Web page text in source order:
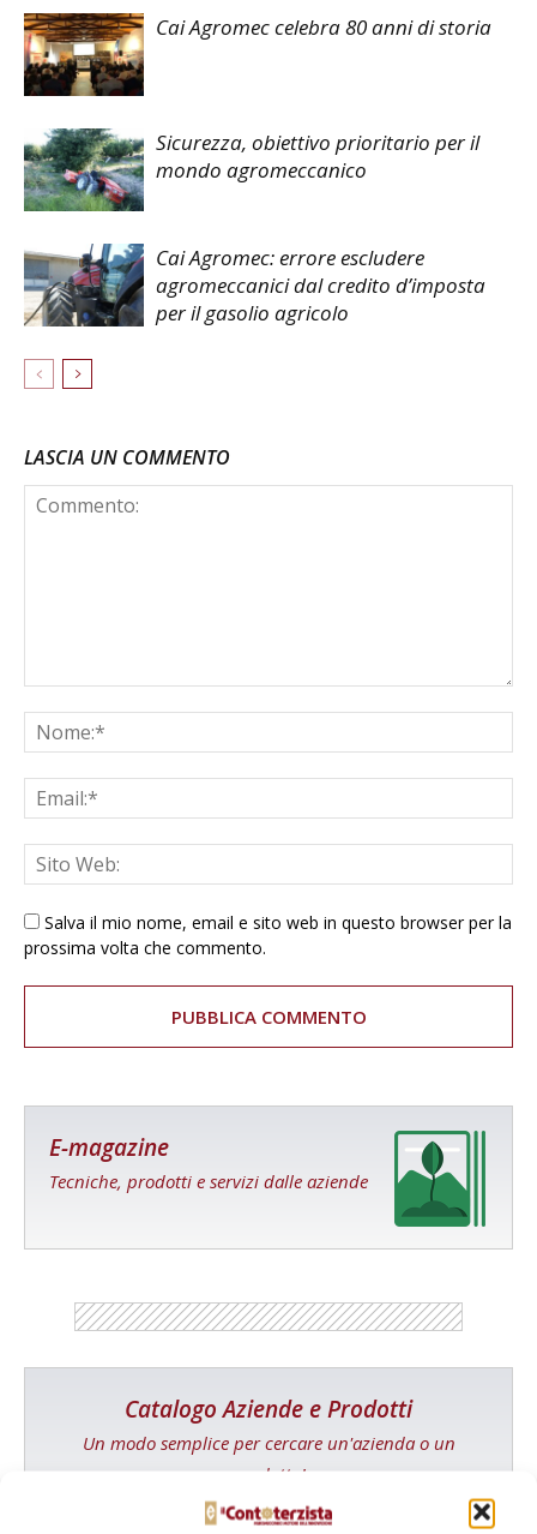
Cai Agromec celebra 80 anni di storia
Sicurezza, obiettivo prioritario per il
mondo agromeccanico
Cai Agromec: errore escludere
agromeccanici dal credito d’imposta
per il gasolio agricolo
LASCIA UN COMMENTO
Salva il mio nome, email e sito web in questo browser per la
prossima volta che commento.
E-magazine
Tecniche, prodotti e servizi dalle aziende
Catalogo Aziende e Prodotti
Un modo semplice per cercare un'azienda o un
prodotto!
Cerca adesso